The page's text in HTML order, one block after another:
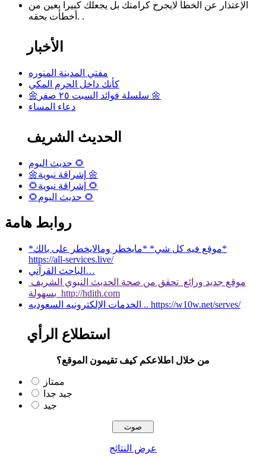
الإعتذار عن الخطأ لايجرح كرامتك بل يجعلك كبيرا بعين من
أخطأت بحقه. .
الأخبار
مفتي المدينة المنوره
كأنك داخل الحرم المكي
🌼سلسلة فوائد السبت ٢٥ صفر 🌼
دعاء المساء
الحديث الشريف
حديث اليوم 🌻
🌼إشراقة نبوية 🌼
🌻إشراقة نبوية 🌻
🌻حديث اليوم 🌻
روابط هامة
*موقع فيه كل شي* *مايخطر ومالايخطر على بالك*
https://all-services.live/
الباحث القرآني…
موقع جديد ورائع تحقق من صحة الحديث النبوي الشريف
بسهولة http://hdith.com
الخدمات الإلكترونيه السعوديه .. https://w10w.net/serves/
استطلاع الرأي
من خلال اطلاعكم كيف تقيمون الموقع؟
ممتاز
جيد جدا
جيد
عرض النتائج